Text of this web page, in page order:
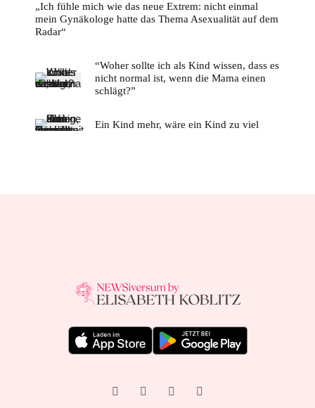
„Ich fühle mich wie das neue Extrem: nicht einmal
mein Gynäkologe hatte das Thema Asexualität auf dem
Radar“
“Woher sollte ich als Kind wissen, dass es
nicht normal ist, wenn die Mama einen
schlägt?”
Ein Kind mehr, wäre ein Kind zu viel